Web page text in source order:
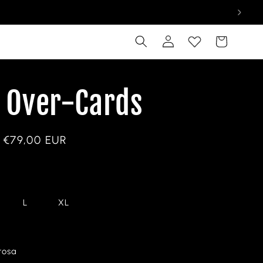
Accedi Carrello
Over-Cards
Prezzo
€79,00 EUR
L XL